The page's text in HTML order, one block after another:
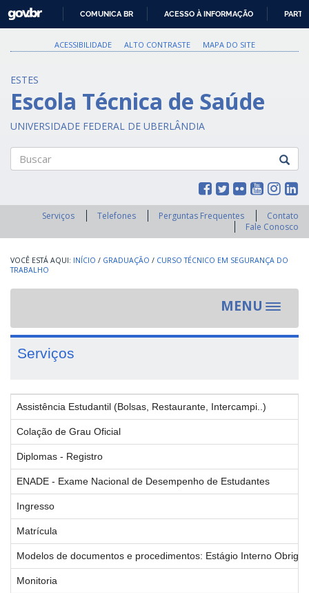
PARA
O
GOVBR
COMUNICA BR ACESSO À INFORMAÇÃO
ACESSIBILIDADE ALTO CONTRASTE MAPA DO SITE
ESTES
Escola Técnica de Saúde
UNIVERSIDADE FEDERAL DE UBERLÂNDIA
Serviços Telefones Perguntas Frequentes
Contato
Fale Conosco
INÍCIO / GRADUAÇÃO / CURSO TÉCNICO EM SEGURANÇA DO
TRABALHO
MENU
Toggle
Serviços
Assistência Estudantil (Bolsas, Restaurante, Intercampi..)
Colação de Grau Oficial
Diplomas - Registro
ENADE - Exame Nacional de Desempenho de Estudantes
Ingresso
Matrícula
Modelos de documentos e procedimentos: Estágio Interno
Monitoria